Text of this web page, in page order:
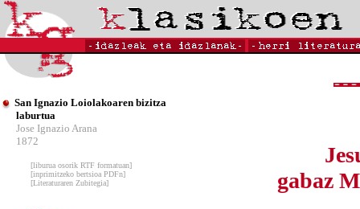
San Ignazio Loiolakoaren bizitza
laburtua
Jose Ignazio Arana
1872
[liburua osorik RTF formatuan]
[inprimitzeko bertsioa PDFn]
[Literaturaren Zubitegia]
gabaz